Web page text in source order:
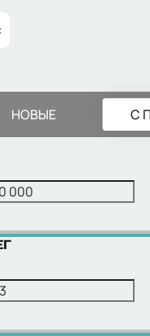
НОВЫЕ С